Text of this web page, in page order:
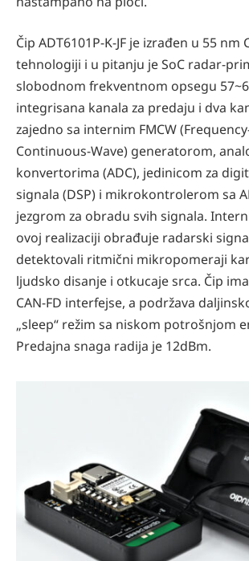
Čip ADT6101P-K-JF je izrađen u 55 nm
tehnologiji i u pitanju je SoC radar-
slobodnom frekventnom opsegu
integrisana kanala za predaju i dva
zajedno sa internim FMCW
Continuous-Wave) generatorom,
konvertorima (ADC), jedinicom za
signala (DSP) i mikrokontrolerom sa
jezgrom za obradu svih signala.
ovoj realizaciji obrađuje radarski
detektovali ritmični mikropomeraji
ljudsko disanje i otkucaje srca. Čip ima
CAN-FD interfejse, a podržava
„sleep“ režim sa niskom potrošnjom
Predajna snaga radija je 12dBm.